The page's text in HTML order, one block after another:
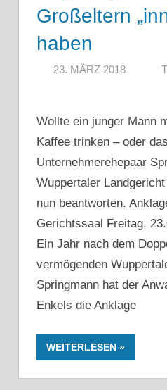
Großeltern
haben
23. MÄRZ 2018
Wollte ein junger Mann
Kaffee trinken – oder das
Unternehmerehepaar
Wuppertaler
nun beantworten.
Gerichtssaal Freitag,
Ein Jahr nach dem
vermögenden
Springmann hat der
Enkels die Anklage
WEITERLESEN